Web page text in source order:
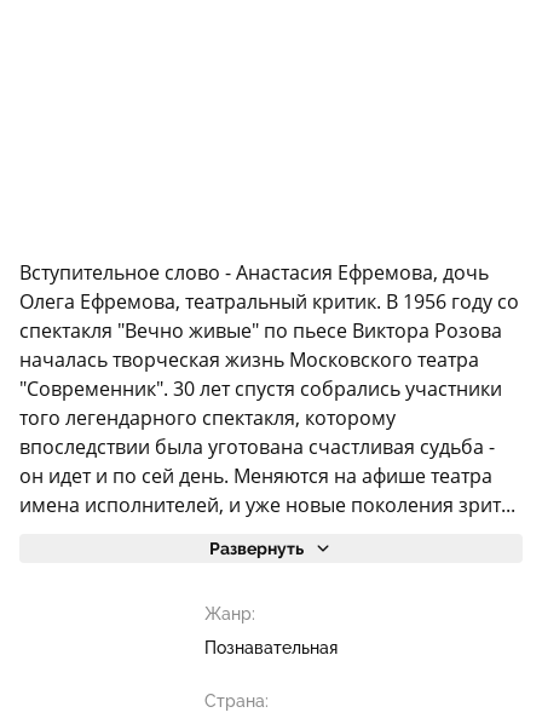
Вступительное слово - Анастасия Ефремова, дочь
Олега Ефремова, театральный критик. В 1956 году со
спектакля "Вечно живые" по пьесе Виктора Розова
началась творческая жизнь Московского театра
"Современник". 30 лет спустя собрались участники
того легендарного спектакля, которому
впоследствии была уготована счастливая судьба -
он идет и по сей день. Меняются на афише театра
имена исполнителей, и уже новые поколения зрит...
Развернуть
Жанр:
Познавательная
Страна: